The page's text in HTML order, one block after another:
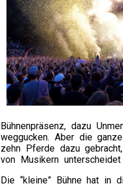
Bühnenpräsenz, dazu
weggucken. Aber die
zehn Pferde dazu
von Musikern
Die “kleine” Bühne hat in